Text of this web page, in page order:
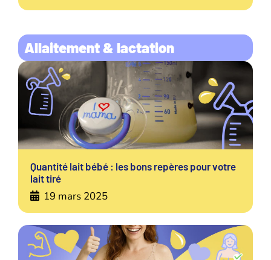
Allaitement & lactation
Quantité lait bébé : les bons repères pour votre
lait tiré
19 mars 2025